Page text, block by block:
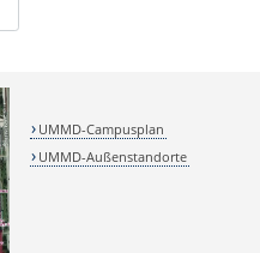
UMMD-Campusplan
UMMD-Außenstandorte